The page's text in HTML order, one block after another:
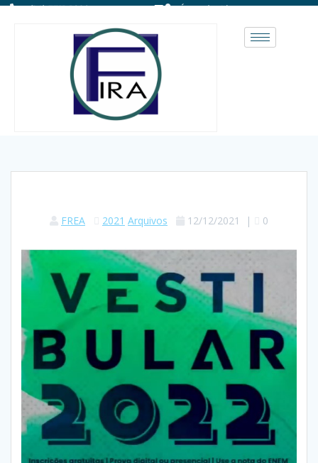
(14) 3711-1828 Área do Aluno
FREA 2021 Arquivos 12/12/2021 | 0